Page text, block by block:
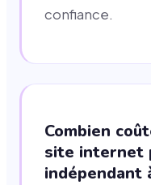
confiance.
Combien
site internet
indépendant